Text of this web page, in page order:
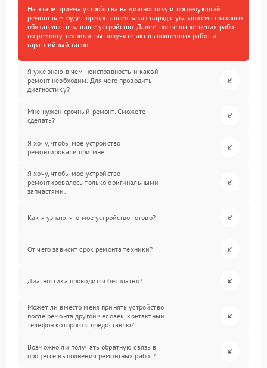
На этапе приема устройства на диагностику и последующий
ремонт вам будет предоставлен заказ-наряд с указанием страховых
обязательств на ваше устройство. Далее, после выполнения работ
по ремонту техники, вы получите акт выполненных работ и
гарантийный талон.
Я уже знаю в чем неисправность и какой
ремонт необходим. Для чего проводить
диагностику?
Мне нужен срочный ремонт. Сможете
сделать?
Я хочу, чтобы мое устройство
ремонтировали при мне.
Я хочу, чтобы мое устройство
ремонтировалось только оригинальными
запчастями.
Как я узнаю, что мое устройство готово?
От чего зависит срок ремонта техники?
Диагностика проводится бесплатно?
Может ли вместо меня принять устройство
после ремонта другой человек, контактный
телефон которого я предоставлю?
Возможно ли получать обратную связь в
процессе выполнения ремонтных работ?